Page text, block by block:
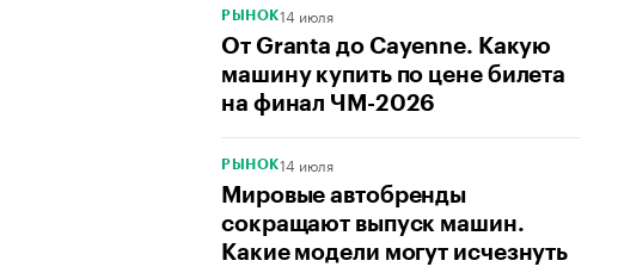
РЫНОК14 июля
От Granta до Cayenne. Какую
машину купить по цене билета
на финал ЧМ-2026
РЫНОК14 июля
Мировые автобренды
сокращают выпуск машин.
Какие модели могут исчезнуть